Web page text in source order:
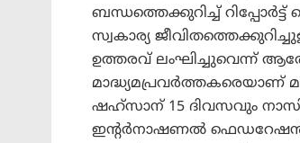
ബന്ധത്തെക്കുറിച്ച്
സ്വകാര്യ
ഉത്തരവ് ലംഘിച്ചുവെന്ന്
മാദ്ധ്യമപ്രവർത്തകരെയാണ്
ഷഹ്‌സാന് 15 ദിവസവും
ഇന്റർനാഷണൽ ഫെഡറേഷൻ ഓഫ്